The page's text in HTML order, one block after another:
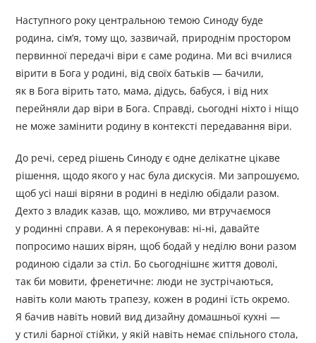
Наступного року центральною темою Синоду буде
родина, сім’я, тому що, зазвичай, природнім простором
первинної передачі віри є саме родина. Ми всі вчилися
вірити в Бога у родині, від своїх батьків — бачили,
як в Бога вірить тато, мама, дідусь, бабуся, і від них
перейняли дар віри в Бога. Справді, сьогодні ніхто і ніщо
не може замінити родину в контексті передавання віри.
До речі, серед рішень Синоду є одне делікатне цікаве
рішення, щодо якого у нас була дискусія. Ми запрошуємо,
щоб усі наші віряни в родині в неділю обідали разом.
Дехто з владик казав, що, можливо, ми втручаємося
у родинні справи. А я переконував: ні-ні, давайте
попросимо наших вірян, щоб бодай у неділю вони разом
родиною сідали за стіл. Бо сьогоднішнє життя доволі,
так би мовити, френетичне: люди не зустрічаються,
навіть коли мають трапезу, кожен в родині їсть окремо.
Я бачив навіть новий вид дизайну домашньої кухні —
у стилі барної стійки, у якій навіть немає спільного стола,